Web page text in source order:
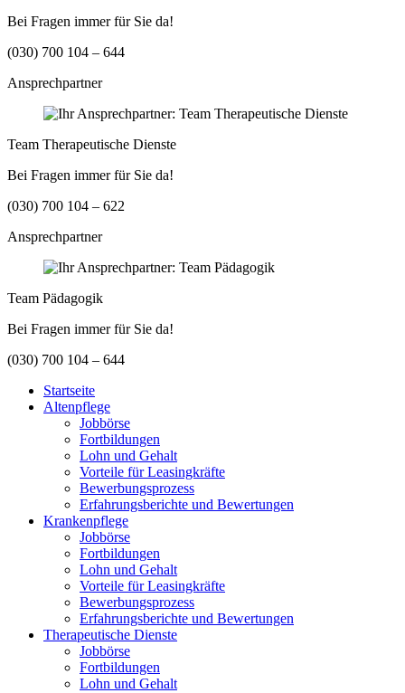
Bei Fragen immer für Sie da!
(030) 700 104 – 644
Ansprechpartner
Team Therapeutische Dienste
Bei Fragen immer für Sie da!
(030) 700 104 – 622
Ansprechpartner
Team Pädagogik
Bei Fragen immer für Sie da!
(030) 700 104 – 644
Startseite
Altenpflege
Jobbörse
Fortbildungen
Lohn und Gehalt
Vorteile für Leasingkräfte
Bewerbungsprozess
Erfahrungsberichte und Bewertungen
Krankenpflege
Jobbörse
Fortbildungen
Lohn und Gehalt
Vorteile für Leasingkräfte
Bewerbungsprozess
Erfahrungsberichte und Bewertungen
Therapeutische Dienste
Jobbörse
Fortbildungen
Lohn und Gehalt